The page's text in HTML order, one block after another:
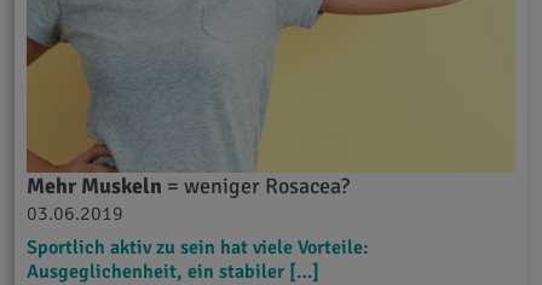
Mehr Muskeln = weniger Rosacea?
03.06.2019
Sportlich aktiv zu sein hat viele Vorteile:
Ausgeglichenheit, ein stabiler […]